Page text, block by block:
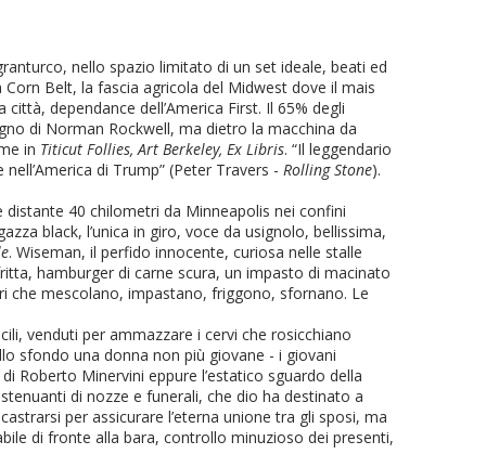
nello spazio limitato di un set ideale, beati ed
Belt, la fascia agricola del Midwest dove il mais
dependance dell’America First. Il 65% degli
di Norman Rockwell, ma dietro la macchina da
in Titicut Follies, Art Berkeley, Ex Libris. “Il leggendario
di Trump” (Peter Travers - Rolling Stone).
40 chilometri da Minneapolis nei confini
black, l’unica in giro, voce da usignolo, bellissima,
. Wiseman, il perfido innocente, curiosa nelle stalle
hamburger di carne scura, un impasto di macinato
che mescolano, impastano, friggono, sfornano. Le
venduti per ammazzare i cervi che rosicchiano
sfondo una donna non più giovane - i giovani
di Roberto Minervini eppure l’estatico sguardo della
di nozze e funerali, che dio ha destinato a
per assicurare l’eterna unione tra gli sposi, ma
di fronte alla bara, controllo minuzioso dei presenti,